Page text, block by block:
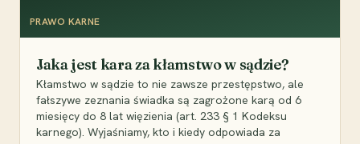
PRAWO KARNE
Jaka jest kara za kłamstwo w sądzie?
Kłamstwo w sądzie to nie zawsze przestępstwo, ale
fałszywe zeznania świadka są zagrożone karą od 6
miesięcy do 8 lat więzienia (art. 233 § 1 Kodeksu
karnego). Wyjaśniamy, kto i kiedy odpowiada za